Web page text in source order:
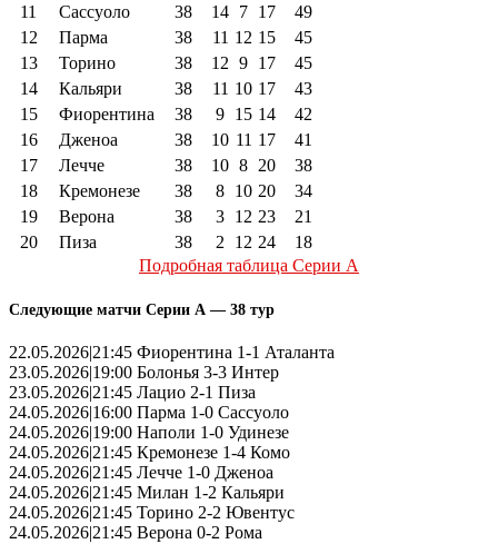
11
Сассуоло 38 14 7 17
49
12
Парма 38 11 12 15
45
13
Торино 38 12 9 17
45
14
Кальяри 38 11 10 17
43
15
Фиорентина 38 9 15 14
42
16
Дженоа 38 10 11 17
41
17
Лечче 38 10 8 20
38
18
Кремонезе 38 8 10 20
34
19
Верона 38 3 12 23
21
20
Пиза 38 2 12 24
18
Подробная таблица Серии А
Следующие матчи Серии А — 38 тур
22.05.2026|21:45 Фиорентина 1-1 Аталанта
23.05.2026|19:00 Болонья 3-3 Интер
23.05.2026|21:45 Лацио 2-1 Пиза
24.05.2026|16:00 Парма 1-0 Сассуоло
24.05.2026|19:00 Наполи 1-0 Удинезе
24.05.2026|21:45 Кремонезе 1-4 Комо
24.05.2026|21:45 Лечче 1-0 Дженоа
24.05.2026|21:45 Милан 1-2 Кальяри
24.05.2026|21:45 Торино 2-2 Ювентус
24.05.2026|21:45 Верона 0-2 Рома